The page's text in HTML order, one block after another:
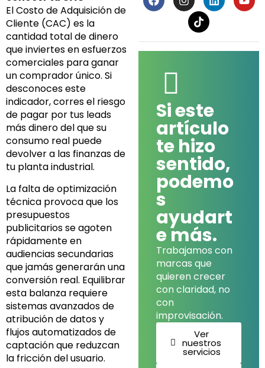
El Costo de Adquisición de
Cliente (CAC) es la
cantidad total de dinero
que inviertes en esfuerzos
comerciales para ganar
un comprador único. Si
desconoces este
indicador, corres el riesgo
de pagar por tus leads
más dinero del que su
consumo real puede
devolver a las finanzas de
tu planta industrial.
La falta de optimización
técnica provoca que los
presupuestos
publicitarios se agoten
rápidamente en
audiencias secundarias
que jamás generarán una
conversión real. Equilibrar
esta balanza requiere
sistemas avanzados de
atribución de datos y
flujos automatizados de
captación que reduzcan
la fricción del usuario.
a
n
i
o
Si este
artículo
te hizo
sentido,
podemo
s
ayudart
e más.
Trabajamos con
marcas que
quieren crecer
con claridad, no
con
improvisación.
Ver
nuestros
servicios